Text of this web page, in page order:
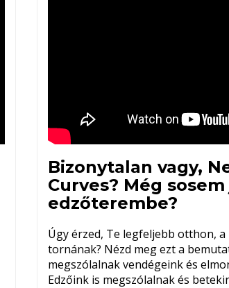
Bizonytalan vagy,
Curves? Még
edzőterembe?
Úgy érzed, Te legfeljebb otthon,
tornának? Nézd meg ezt a
megszólalnak vendégeink és
Edzőink is megszólalnak és